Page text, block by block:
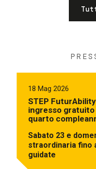
18 Mag 2026
STEP
ingresso
quarto
Sabato 23 e
straordinaria fino
guidate